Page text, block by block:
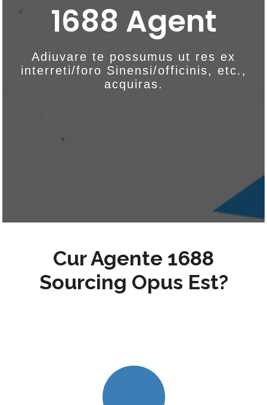
1688 Agent
Adiuvare te possumus ut res ex
interreti/foro Sinensi/officinis, etc.,
acquiras.
Cur Agente 1688
Sourcing Opus Est?